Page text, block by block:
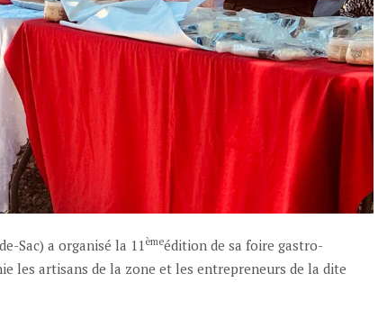
Sac) a organisé la 11 èmeédition de sa foire gastro-
les artisans de la zone et les entrepreneurs de la dite